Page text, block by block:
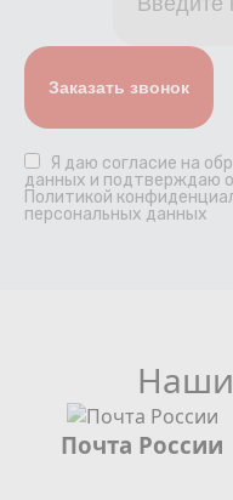
Я даю согласие на
данных и подтверждаю
Политикой
персональных данных
Почта России